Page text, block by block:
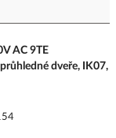
AC 9TE
dveře, IK07,